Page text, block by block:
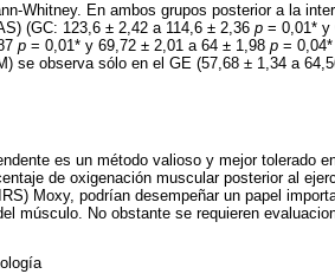
Whitney. En ambos grupos posterior a la
(GC: 123,6 ± 2,42 a 114,6 ± 2,36 p = 0,01* y
p = 0,01* y 69,72 ± 2,01 a 64 ± 1,98 p =
se observa sólo en el GE (57,68 ± 1,34 a
es un método valioso y mejor tolerado
de oxigenación muscular posterior al
Moxy, podrían desempeñar un papel
músculo. No obstante se requieren